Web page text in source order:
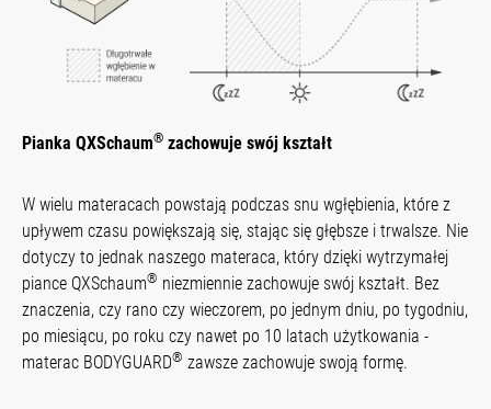
Pianka QXSchaum® zachowuje swój kształt
W wielu materacach powstają podczas snu wgłębienia, które z
upływem czasu powiększają się, stając się głębsze i trwalsze. Nie
dotyczy to jednak naszego materaca, który dzięki wytrzymałej
piance QXSchaum® niezmiennie zachowuje swój kształt. Bez
znaczenia, czy rano czy wieczorem, po jednym dniu, po tygodniu,
po miesiącu, po roku czy nawet po 10 latach użytkowania -
materac BODYGUARD® zawsze zachowuje swoją formę.